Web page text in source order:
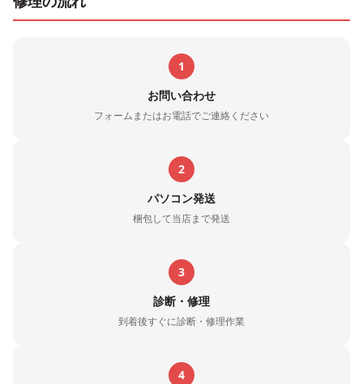
1
お問い合わせ
フォームまたはお電話でご連絡ください
2
パソコン発送
梱包して当店まで発送
3
診断・修理
到着後すぐに診断・修理作業
4